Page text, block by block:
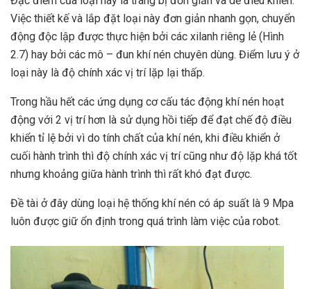
Việc thiết kế và lắp đặt loại này đơn giản nhanh gọn, chuyển
động độc lập được thực hiện bởi các xilanh riêng lẻ (Hình
2.7) hay bởi các mô – đun khí nén chuyên dùng. Điểm lưu ý ở
loại này là độ chính xác vị trí lặp lại thấp.
Trong hầu hết các ứng dụng cơ cấu tác động khí nén hoạt
động với 2 vị trí hơn là sử dụng hồi tiếp để đạt chế độ điều
khiển tỉ lệ bởi vì do tính chất của khí nén, khi điều khiển ở
cuối hành trình thì độ chính xác vị trí cũng như độ lặp khá tốt
nhưng khoảng giữa hành trình thì rất khó đạt được.
Đề tài ở đây dùng loại hệ thống khí nén có áp suất là 9 Mpa
luôn được giữ ổn định trong quá trình làm việc của robot.